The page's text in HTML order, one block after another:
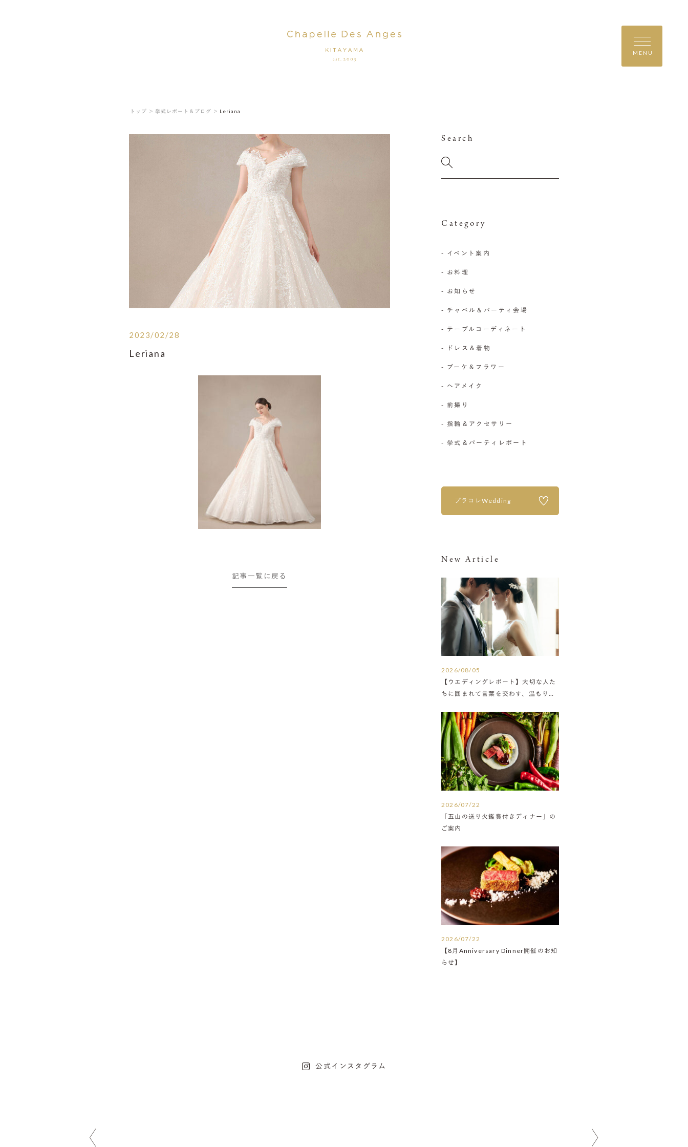
MENU
トップ ＞ 挙式レポート＆ブログ ＞ Leriana
2023/02/28
Leriana
記事一覧に戻る
Search
Category
- イベント案内
- お料理
- お知らせ
- チャペル＆パーティ会場
- テーブルコーディネート
- ドレス＆着物
- ブーケ＆フラワー
- ヘアメイク
- 前撮り
- 指輪＆アクセサリー
- 挙式＆パーティレポート
プラコレWedding
New Article
2026/08/05
【ウエディングレポート】大切な人た
ちに囲まれて言葉を交わす、温もりに
2026/07/22
「五山の送り火鑑賞付きディナー」の
ご案内
2026/07/22
【8月Anniversary Dinner開催のお知
らせ】
公式インスタグラム